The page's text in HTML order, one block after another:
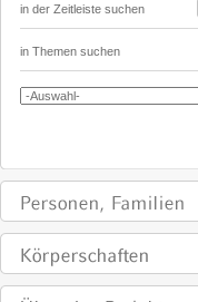
in der Zeitleiste suchen
in Themen suchen